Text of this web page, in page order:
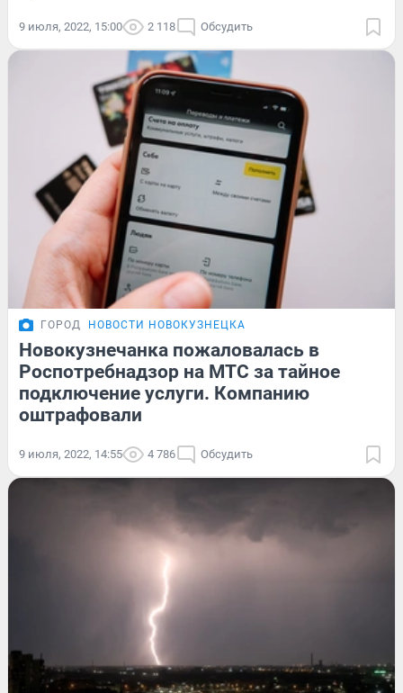
9 июля, 2022, 15:00 2 118 Обсудить
ГОРОД НОВОСТИ НОВОКУЗНЕЦКА
Новокузнечанка пожаловалась в
Роспотребнадзор на МТС за тайное
подключение услуги. Компанию
оштрафовали
9 июля, 2022, 14:55 4 786 Обсудить